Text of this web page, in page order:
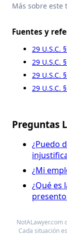
Más sobre este
Fuentes y
29 U.S.C.
29 U.S.C.
29 U.S.C.
29 U.S.C.
Preguntas
¿Puedo
¿Mi
¿Qué es
NotALawyer.com
Cada situación